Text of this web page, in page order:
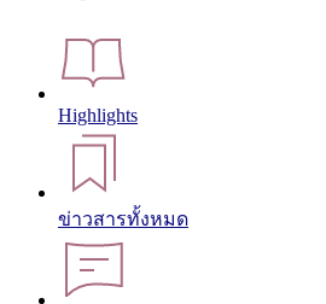
Highlights
ข่าวสารทั้งหมด